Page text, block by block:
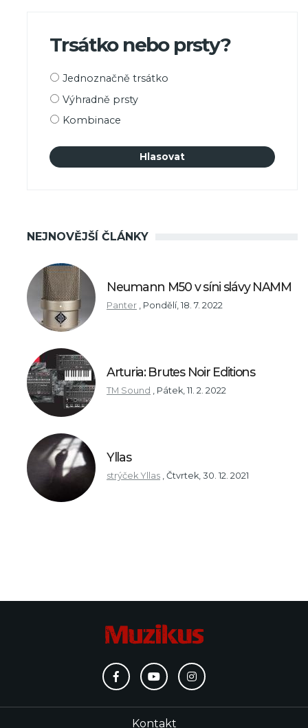
Trsátko nebo prsty?
Možnosti
Jednoznačně trsátko
Výhradně prsty
Kombinace
NEJNOVĚJŠÍ ČLÁNKY
Neumann M50 v síni slávy NAMM
Panter Pondělí, 18. 7. 2022
Arturia: Brutes Noir Editions
TM Sound Pátek, 11. 2. 2022
Yllas
strýček Yllas Čtvrtek, 30. 12. 2021
Kontakt